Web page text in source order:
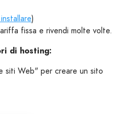
)
fissa e rivendi molte volte.
di hosting:
siti Web" per creare un sito